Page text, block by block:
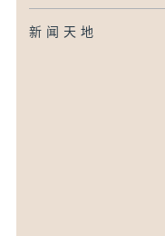
新闻天地